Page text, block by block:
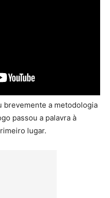
brevemente a metodologia
passou a palavra à
lugar.